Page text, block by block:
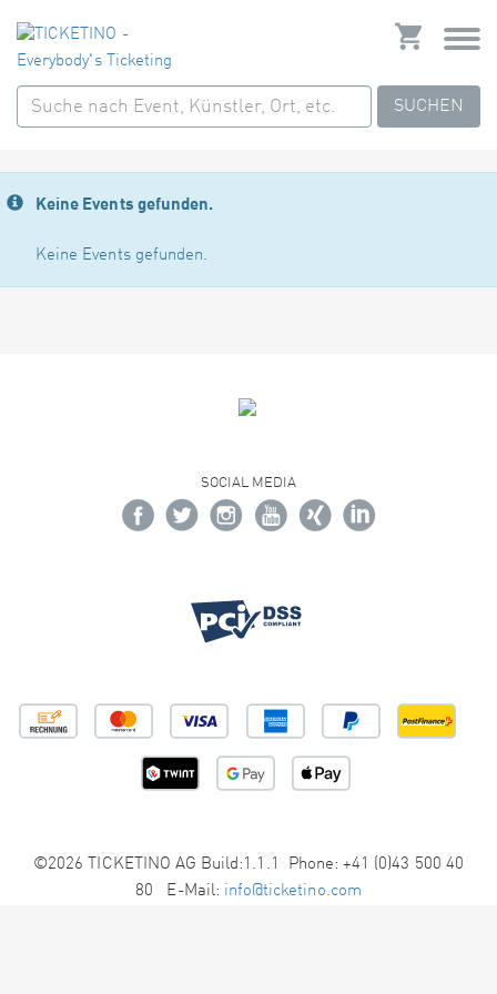
SUCHEN
Keine Events gefunden.
Keine Events gefunden.
SOCIAL MEDIA
©2026 TICKETINO AG Build:1.1.1 Phone: +41 (0)43 500 40
80 E-Mail: info@ticketino.com